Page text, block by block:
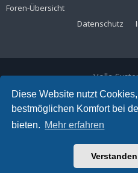
Diese Website nutzt
bestmöglichen Komfort bei
bieten. Mehr erfahren
Foren-Übersicht
Datenschutz
Volla
Kölner
42897
Telefon:+49
E-Mail:
Ariki Theme